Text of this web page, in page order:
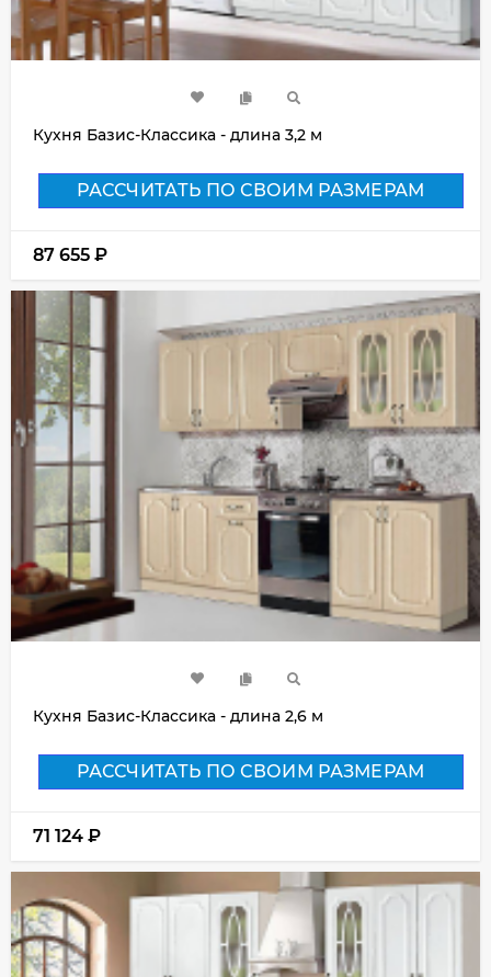
Кухня Базис-Классика - длина 3,2 м
РАССЧИТАТЬ ПО СВОИМ РАЗМЕРАМ
87 655 ₽
Кухня Базис-Классика - длина 2,6 м
РАССЧИТАТЬ ПО СВОИМ РАЗМЕРАМ
71 124 ₽